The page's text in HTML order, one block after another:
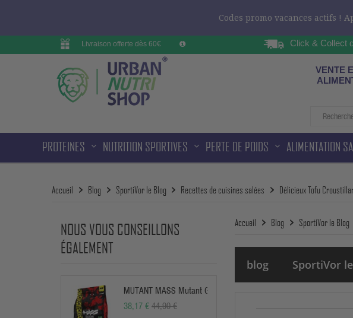
Codes promo vacances actifs !
Livraison offerte dès 60€ Click & Collect
VENTE
PROTEINES NUTRITION SPORTIVES PERTE DE POIDS ALIMENTATION
Accueil Blog SportiVor le Blog Recettes de cuisines salées Délicieux Tofu
NOUS VOUS CONSEILLONS
ÉGALEMENT
MUTANT MASS Mutant Gainer
38,17 € 44,90 €
Accueil Blog SportiVor le Blog
blog SportiVor